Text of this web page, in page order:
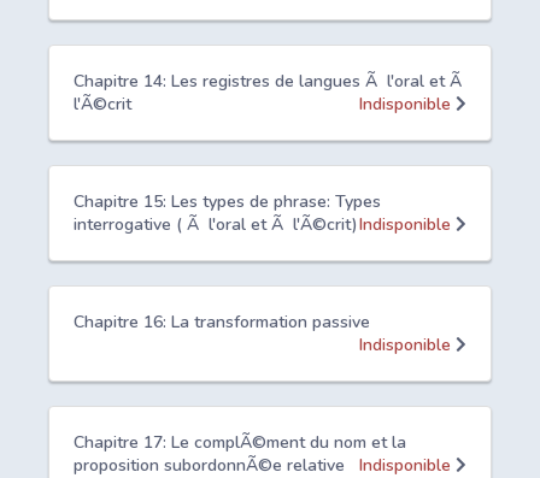
Chapitre 14: Les registres de langues Ã l'oral et Ã
l'Ã©crit
Indisponible
Chapitre 15: Les types de phrase: Types
interrogative ( Ã l'oral et Ã l'Ã©crit)Indisponible
Chapitre 16: La transformation passive
Indisponible
Chapitre 17: Le complÃ©ment du nom et la
proposition subordonnÃ©e relative
Indisponible